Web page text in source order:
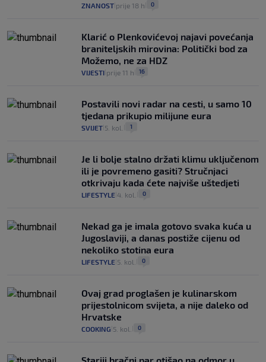
ZNANOST prije 18 h 0
Klarić o Plenkovićevoj najavi povećanja
braniteljskih mirovina: Politički bod za
Možemo, ne za HDZ
VIJESTI prije 11 h 16
Postavili novi radar na cesti, u samo 10
tjedana prikupio milijune eura
SVIJET 5. kol. 1
Je li bolje stalno držati klimu uključenom
ili je povremeno gasiti? Stručnjaci
otkrivaju kada ćete najviše uštedjeti
LIFESTYLE 4. kol. 0
Nekad ga je imala gotovo svaka kuća u
Jugoslaviji, a danas postiže cijenu od
nekoliko stotina eura
LIFESTYLE 5. kol. 0
Ovaj grad proglašen je kulinarskom
prijestolnicom svijeta, a nije daleko od
Hrvatske
COOKING 5. kol. 0